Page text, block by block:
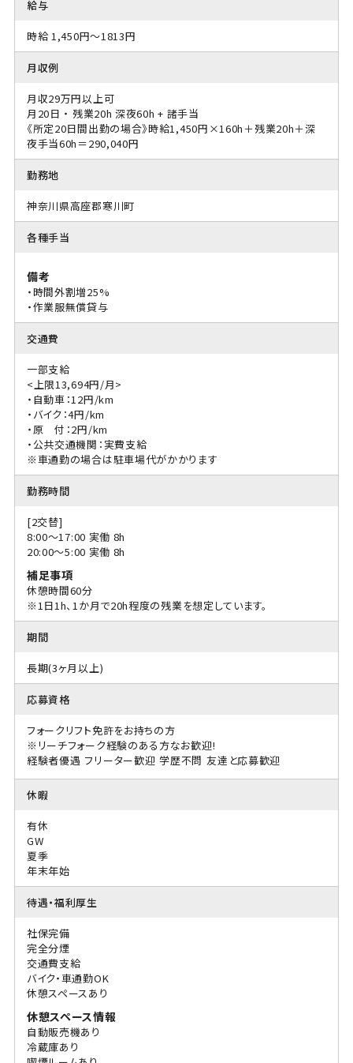
給与
時給 1,450円～1813円
月収例
月収29万円以上可
月20日 ・ 残業20h 深夜60h + 諸手当
《所定20日間出勤の場合》時給1,450円×160h＋残業20h＋深
夜手当60h＝290,040円
勤務地
神奈川県高座郡寒川町
各種手当
備考
・時間外割増25%
・作業服無償貸与
交通費
一部支給
<上限13,694円/月>
・自動車：12円/km
・バイク：4円/km
・原 付：2円/km
・公共交通機関：実費支給
※車通勤の場合は駐車場代がかかります
勤務時間
[2交替]
8:00〜17:00 実働 8h
20:00〜5:00 実働 8h
補足事項
休憩時間60分
※1日1h、1か月で20h程度の残業を想定しています。
期間
長期(3ヶ月以上)
応募資格
フォークリフト免許をお持ちの方
※リーチフォーク経験のある方なお歓迎!
経験者優遇 フリーター歓迎 学歴不問 友達と応募歓迎
休暇
有休
GW
夏季
年末年始
待遇・福利厚生
社保完備
完全分煙
交通費支給
バイク・車通勤OK
休憩スペースあり
休憩スペース情報
自動販売機あり
冷蔵庫あり